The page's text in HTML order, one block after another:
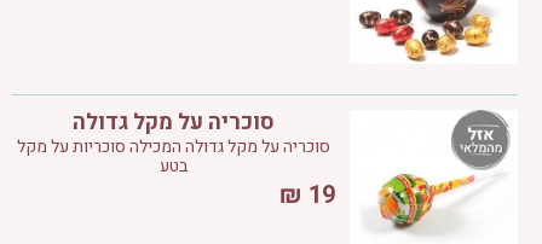
סוכריה על מקל גדולה
סוכריה על מקל גדולה המכילה סוכריות על מקל
בטע
19
₪